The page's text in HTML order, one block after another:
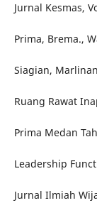
Jurnal Kesmas,
Prima, Brema.,
Siagian,
Ruang Rawat
Prima Medan
Leadership
Jurnal Ilmiah